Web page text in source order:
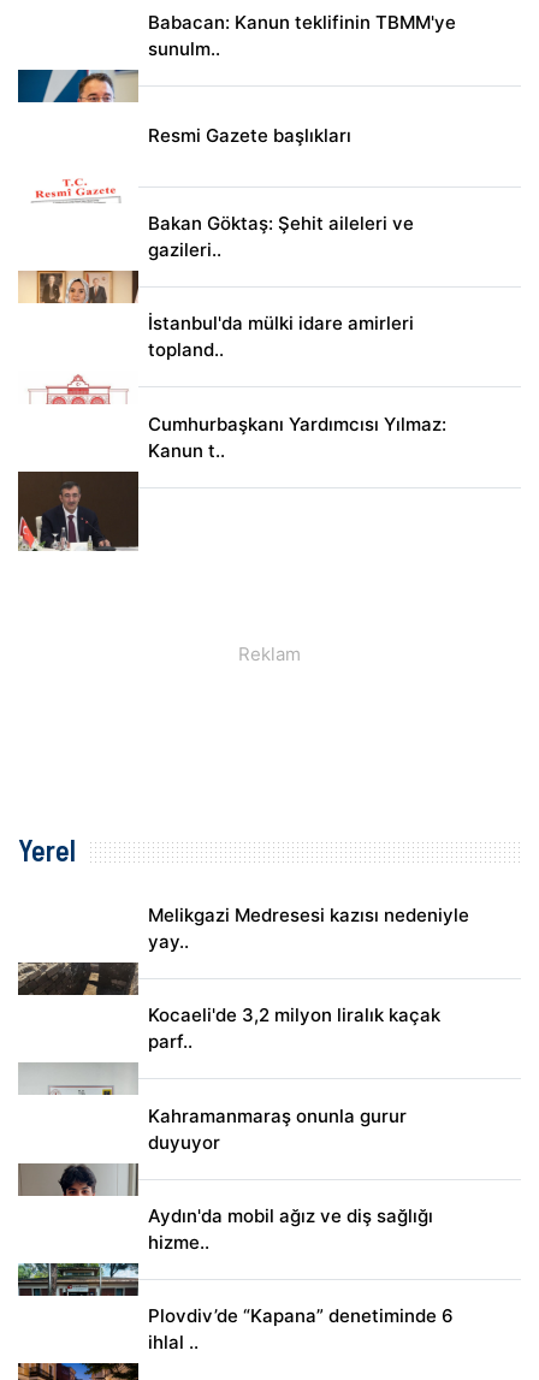
Babacan: Kanun teklifinin TBMM'ye
sunulm..
Resmi Gazete başlıkları
Bakan Göktaş: Şehit aileleri ve
gazileri..
İstanbul'da mülki idare amirleri
topland..
Cumhurbaşkanı Yardımcısı Yılmaz:
Kanun t..
Yerel
Melikgazi Medresesi kazısı nedeniyle
yay..
Kocaeli'de 3,2 milyon liralık kaçak
parf..
Kahramanmaraş onunla gurur
duyuyor
Aydın'da mobil ağız ve diş sağlığı
hizme..
Plovdiv’de “Kapana” denetiminde 6
ihlal ..